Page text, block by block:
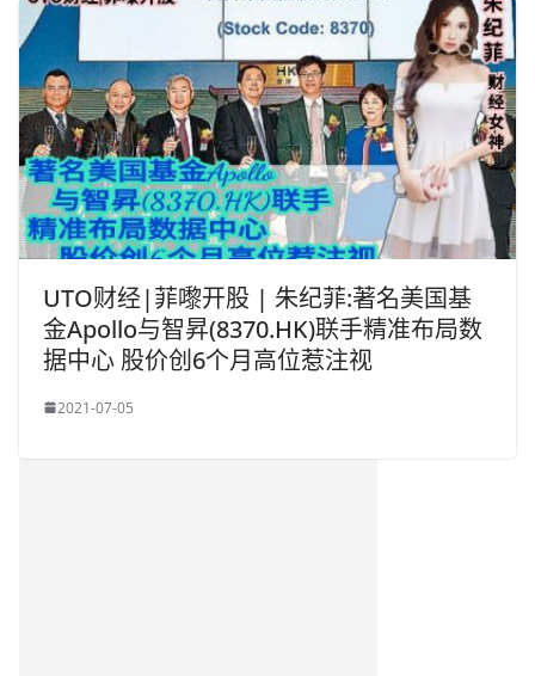
UTO财经|菲嚟开股 | 朱纪菲:著名美国基
金Apollo与智昇(8370.HK)联手精准布局数
据中心 股价创6个月高位惹注视
2021-07-05